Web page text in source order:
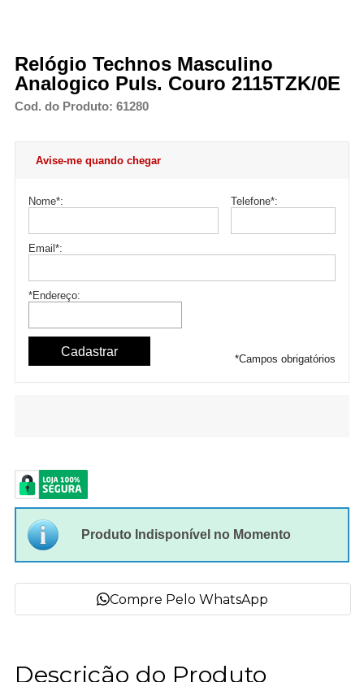
Relógio Technos Masculino
Analogico Puls. Couro 2115TZK/0E
Cod. do Produto: 61280
Avise-me quando chegar
Nome*: Telefone*:
Email *:
*Endereço:
*Campos obrigatórios
Produto Indisponível no Momento
Compre Pelo WhatsApp
Descrição do Produto